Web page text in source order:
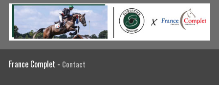
France Complet - Contact